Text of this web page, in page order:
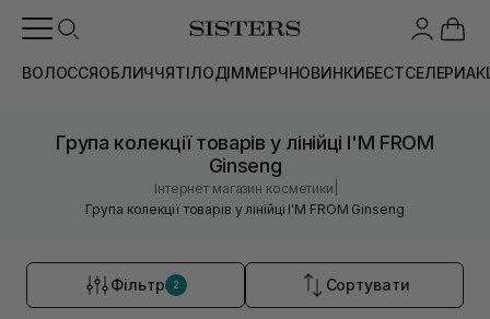
ВОЛОССЯОБЛИЧЧЯТІЛОДІММЕРЧНОВИНКИБЕСТСЕЛЕРИ
Група колекції товарів у лінійці I'M FROM
Ginseng
Інтернет магазин косметики
Група колекції товарів у лінійці I'M FROM Ginseng
Фільтр 2 Сортувати